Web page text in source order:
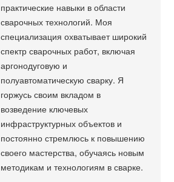
практические навыки в области
сварочных технологий. Моя
специализация охватывает широкий
спектр сварочных работ, включая
аргонодуговую и
полуавтоматическую сварку. Я
горжусь своим вкладом в
возведение ключевых
инфраструктурных объектов и
постоянно стремлюсь к повышению
своего мастерства, обучаясь новым
методикам и технологиям в сварке.